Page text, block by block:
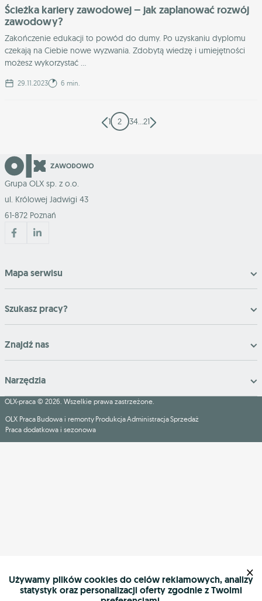
Ścieżka kariery zawodowej – jak zaplanować rozwój
zawodowy?
Zakończenie edukacji to powód do dumy. Po uzyskaniu dyplomu
czekają na Ciebie nowe wyzwania. Zdobytą wiedzę i umiejętności
możesz wykorzystać ...
29.11.2023 6 min.
1 2 34…21
Grupa OLX sp. z o.o.
ul. Królowej Jadwigi 43
61-872 Poznań
Mapa serwisu
Szukasz pracy?
Znajdź nas
Narzędzia
OLX-praca © 2026. Wszelkie prawa zastrzeżone.
OLX Praca Budowa i remonty ProdukcjaAdministracjaSprzedaż
Praca dodatkowa i sezonowa
Używamy plików cookies do celów reklamowych, analizy
statystyk oraz personalizacji oferty zgodnie z Twoimi
×